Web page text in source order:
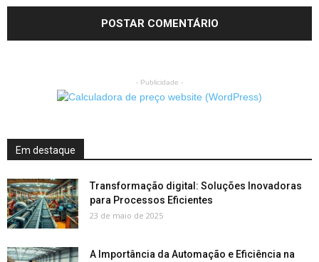
- Publicidade -
Em destaque
Transformação digital: Soluções Inovadoras
para Processos Eficientes
23 de maio de 2025
A Importância da Automação e Eficiência na